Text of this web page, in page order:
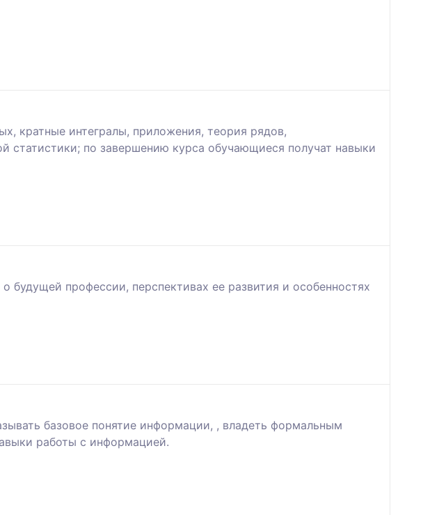
кратные интегралы, приложения, теория рядов,
статистики; по завершению курса обучающиеся получат навыки
профессии, перспективах ее развития и особенностях
базовое понятие информации, , владеть формальным
работы с информацией.